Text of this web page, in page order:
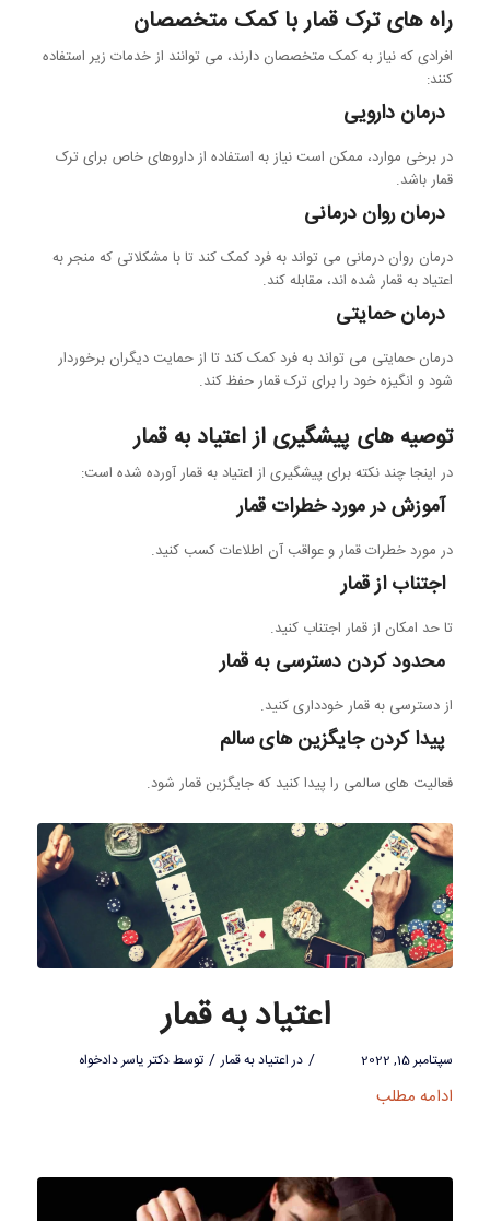
راه های ترک قمار با کمک متخصصان
افرادی که نیاز به کمک متخصصان دارند، می توانند از خدمات زیر استفاده
کنند:
درمان دارویی
در برخی موارد، ممکن است نیاز به استفاده از داروهای خاص برای ترک
قمار باشد.
درمان روان درمانی
درمان روان درمانی می تواند به فرد کمک کند تا با مشکلاتی که منجر به
اعتیاد به قمار شده اند، مقابله کند.
درمان حمایتی
درمان حمایتی می تواند به فرد کمک کند تا از حمایت دیگران برخوردار
شود و انگیزه خود را برای ترک قمار حفظ کند.
توصیه های پیشگیری از اعتیاد به قمار
در اینجا چند نکته برای پیشگیری از اعتیاد به قمار آورده شده است:
آموزش در مورد خطرات قمار
در مورد خطرات قمار و عواقب آن اطلاعات کسب کنید.
اجتناب از قمار
تا حد امکان از قمار اجتناب کنید.
محدود کردن دسترسی به قمار
از دسترسی به قمار خودداری کنید.
پیدا کردن جایگزین های سالم
فعالیت های سالمی را پیدا کنید که جایگزین قمار شود.
اعتیاد به قمار
سپتامبر 15, 2022 / دراعتیاد به قمار / توسطدکتر یاسر دادخواه
ادامه مطلب